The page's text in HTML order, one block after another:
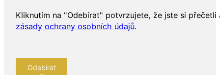
Kliknutím na "Odebírat" potvrzujete, že jste si přečetli
zásady ochrany osobních údajů.
Odebírat